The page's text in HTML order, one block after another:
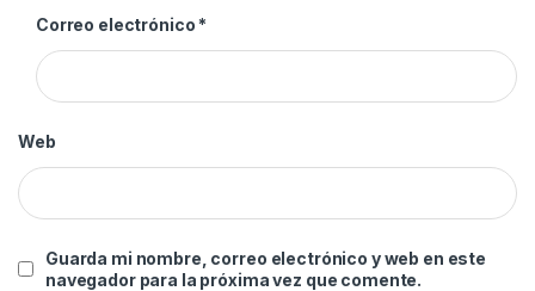
Correo electrónico *
Web
Guarda mi nombre, correo electrónico y web en este
navegador para la próxima vez que comente.